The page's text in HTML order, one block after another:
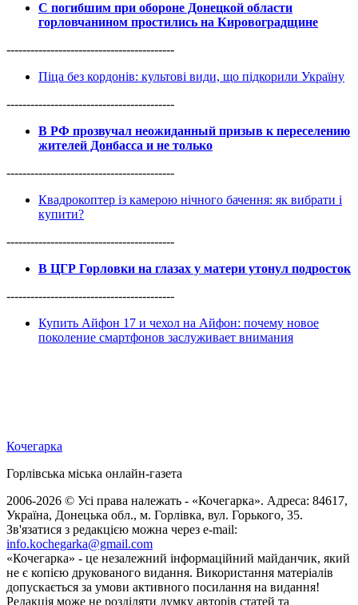
С погибшим при обороне Донецкой области
горловчанином простились на Кировоградщине
------------------------------------------
Піца без кордонів: культові види, що підкорили Україну
------------------------------------------
В РФ прозвучал неожиданный призыв к переселению
жителей Донбасса и не только
------------------------------------------
Квадрокоптер із камерою нічного бачення: як вибрати і
купити?
------------------------------------------
В ЦГР Горловки на глазах у матери утонул подросток
------------------------------------------
Купить Айфон 17 и чехол на Айфон: почему новое
поколение смартфонов заслуживает внимания
Кочегарка
Горлівська міська онлайн-газета
2006-2026 © Усі права належать - «Кочегарка». Адреса: 84617,
Україна, Донецька обл., м. Горлівка, вул. Горького, 35.
Зв'язатися з редакцією можна через e-mail:
info.kochegarka@gmail.com
«Кочегарка» - це незалежний інформаційний майданчик, який
не є копією друкованого видання. Використання матеріалів
допускається за умови активного посилання на видання!
Редакція може не розділяти думку авторів статей та